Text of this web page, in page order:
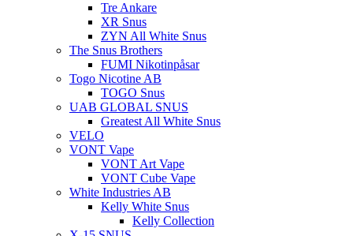
Tre Ankare
XR Snus
ZYN All White Snus
The Snus Brothers
FUMI Nikotinpåsar
Togo Nicotine AB
TOGO Snus
UAB GLOBAL SNUS
Greatest All White Snus
VELO
VONT Vape
VONT Art Vape
VONT Cube Vape
White Industries AB
Kelly White Snus
Kelly Collection